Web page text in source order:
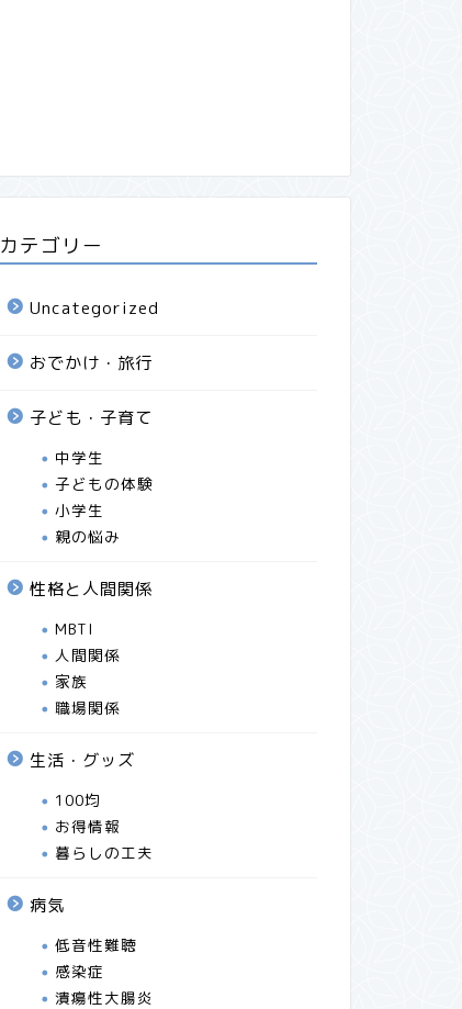
カテゴリー
Uncategorized
おでかけ・旅行
子ども・子育て
中学生
子どもの体験
小学生
親の悩み
性格と人間関係
MBTI
人間関係
家族
職場関係
生活・グッズ
100均
お得情報
暮らしの工夫
病気
低音性難聴
感染症
潰瘍性大腸炎